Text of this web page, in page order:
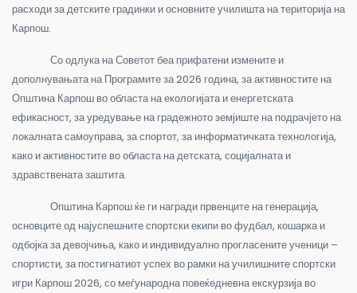
расходи за детските градинки и основните училишта на територија на
Карпош.
Со одлука на Советот беа прифатени измените и
дополнувањата на Програмите за 2026 година, за активностите на
Општина Карпош во областа на екологијата и енергетската
ефикасност, за уредување на градежното земјиште на подрачјето на
локалната самоуправа, за спортот, за информатичката технологија,
како и активностите во областа на детската, социјалната и
здравствената заштита.
Општина Карпош ќе ги награди првенците на генерација,
основците од најуспешните спортски екипи во фудбал, кошарка и
одбојка за девојчиња, како и индивидуално прогласените ученици –
спортисти, за постигнатиот успех во рамки на училишните спортски
игри Карпош 2026, со меѓународна повеќедневна екскурзија во